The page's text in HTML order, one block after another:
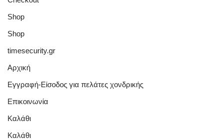
Shop
Shop
timesecurity.gr
Αρχική
Εγγραφή-Είσοδος για πελάτες χονδρικής
Επικοινωνία
Καλάθι
Καλάθι